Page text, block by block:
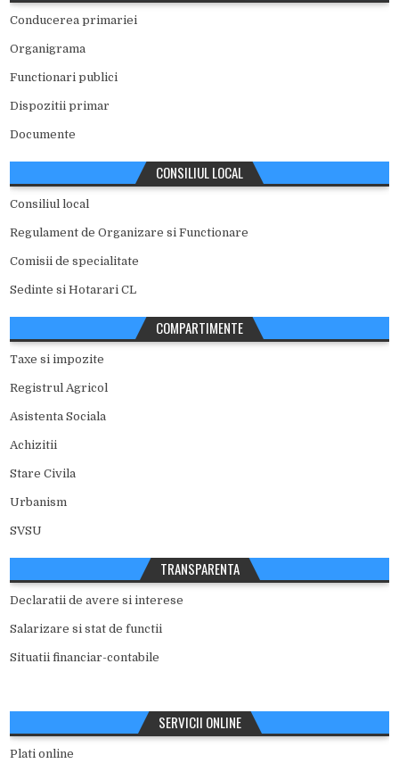
Conducerea primariei
Organigrama
Functionari publici
Dispozitii primar
Documente
CONSILIUL LOCAL
Consiliul local
Regulament de Organizare si Functionare
Comisii de specialitate
Sedinte si Hotarari CL
COMPARTIMENTE
Taxe si impozite
Registrul Agricol
Asistenta Sociala
Achizitii
Stare Civila
Urbanism
SVSU
TRANSPARENTA
Declaratii de avere si interese
Salarizare si stat de functii
Situatii financiar-contabile
SERVICII ONLINE
Plati online